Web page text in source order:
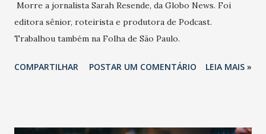
Morre a jornalista Sarah Resende, da Globo News. Foi
editora sênior, roteirista e produtora de Podcast.
Trabalhou também na Folha de São Paulo.
COMPARTILHAR POSTAR UM COMENTÁRIO LEIA MAIS »